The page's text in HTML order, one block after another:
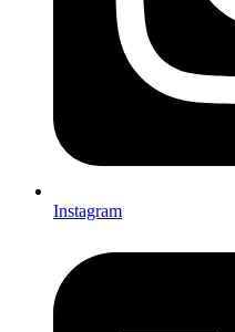
Instagram